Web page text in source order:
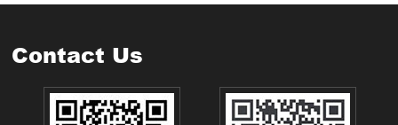
Contact Us